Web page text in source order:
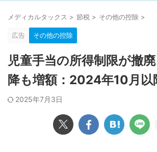
メディカルタックス > 節税 > その他の控除 >
広告 その他の控除
児童手当の所得制限が撤
降も増額：2024年10月以
2025年7月3日